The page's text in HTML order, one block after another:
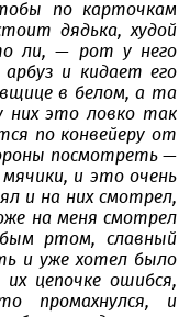
по карточкам
дядька, худой
ли, — рот у него
и кидает его
в белом, а та
это ловко так
по конвейеру от
посмотреть —
и это очень
и на них смотрел,
на меня смотрел
ртом, славный
и уже хотел было
цепочке ошибся,
промахнулся, и